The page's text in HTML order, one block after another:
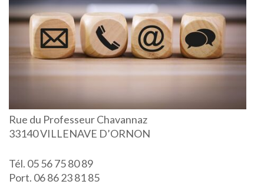
Rue du Professeur Chavannaz
33140 VILLENAVE D’ORNON
Tél. 05 56 75 80 89
Port. 06 86 23 81 85